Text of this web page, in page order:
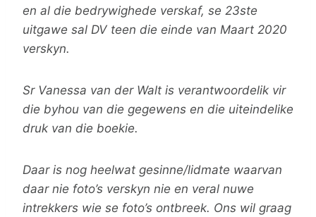
en al die bedrywighede verskaf, se 23ste
uitgawe sal DV teen die einde van Maart 2020
verskyn.
Sr Vanessa van der Walt is verantwoordelik vir
die byhou van die gegewens en die uiteindelike
druk van die boekie.
Daar is nog heelwat gesinne/lidmate waarvan
daar nie foto’s verskyn nie en veral nuwe
intrekkers wie se foto’s ontbreek. Ons wil graag